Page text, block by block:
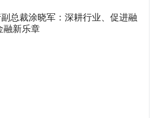
总裁涂晓军：深耕行业、促进融
融新乐章